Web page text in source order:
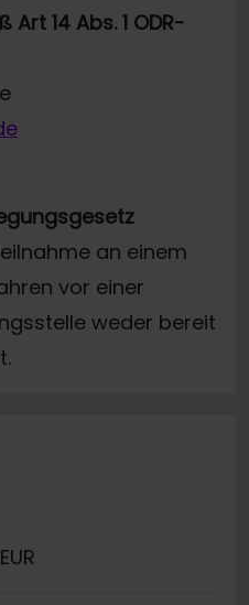
14 Abs. 1 ODR-
an einem
vor einer
weder bereit